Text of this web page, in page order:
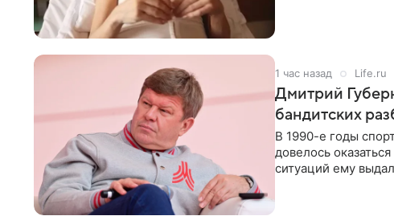
1 час назад Life.ru
Дмитрий
бандитских
В 1990-е годы
довелось
ситуаций ему